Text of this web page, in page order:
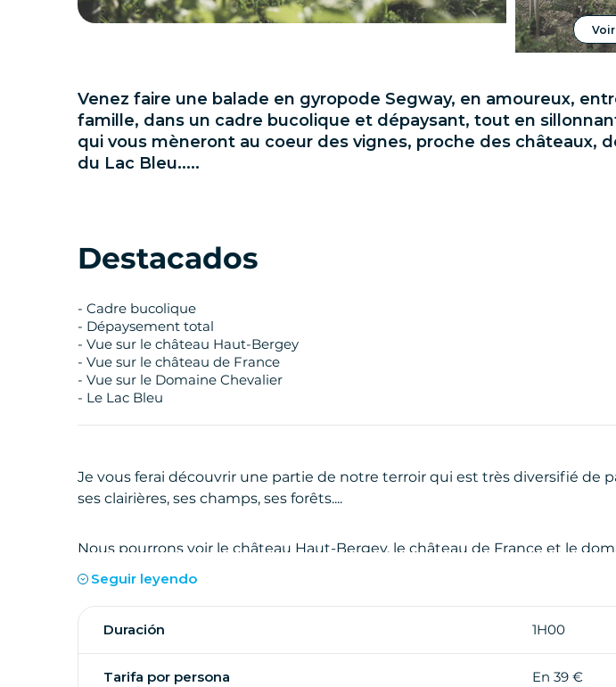
Venez faire une balade en gyropode Segway, en amoureux,
famille, dans un cadre bucolique et dépaysant, tout en
qui vous mèneront au coeur des vignes, proche des châteaux,
du Lac Bleu.....
Destacados
- Cadre bucolique
- Dépaysement total
- Vue sur le château Haut-Bergey
- Vue sur le château de France
- Vue sur le Domaine Chevalier
- Le Lac Bleu
Je vous ferai découvrir une partie de notre terroir qui est très diversifié de
ses clairières, ses champs, ses forêts....
Nous pourrons voir le château Haut-Bergey, le château de France et le
dernier faisant parti des 14 propriétés qui ont été désignées "Grand Cru
Sans oublier les surprises que nous réserve ce parcours...
Si vous aimez le dépaysement alors soyez convaincus que cette balade est
Seguir leyendo
Duración 1H00
Tarifa por persona En 39 €